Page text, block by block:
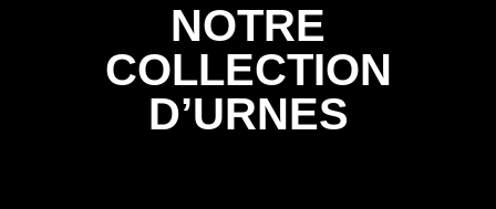
NOTRE
COLLECTION
D’URNES